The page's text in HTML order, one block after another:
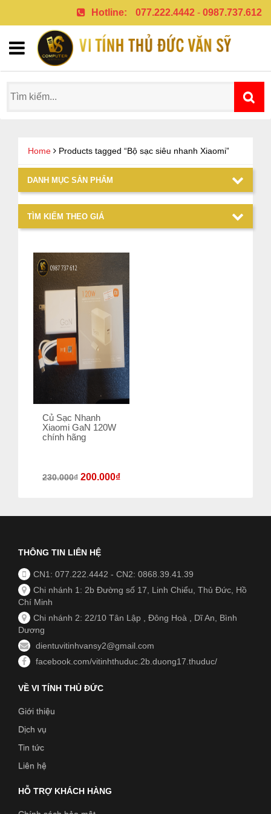
Hotline: 077.222.4442 - 0987.737.612
Home Products tagged “Bộ sạc siêu nhanh Xiaomi”
DANH MỤC SẢN PHẨM
TÌM KIẾM THEO GIÁ
Củ Sạc Nhanh
Xiaomi GaN 120W
chính hãng
230.000₫ 200.000₫
THÔNG TIN LIÊN HỆ
CN1: 077.222.4442 - CN2: 0868.39.41.39
Chi nhánh 1: 2b Đường số 17, Linh Chiểu, Thủ Đức, Hồ
Chí Minh
Chi nhánh 2: 22/10 Tân Lập , Đông Hoà , Dĩ An, Bình
Dương
dientuvitinhvansy2@gmail.com
facebook.com/vitinhthuduc.2b.duong17.thuduc/
VỀ VI TÍNH THỦ ĐỨC
Giới thiệu
Dịch vụ
Tin tức
Liên hệ
HỖ TRỢ KHÁCH HÀNG